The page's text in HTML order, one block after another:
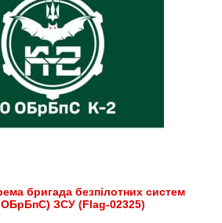
бригада безпілотних систем
ОБрБпС) ЗСУ (Flag-02325)